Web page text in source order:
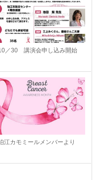
／30 講演会申し込み開始
江カモミールメンバーより